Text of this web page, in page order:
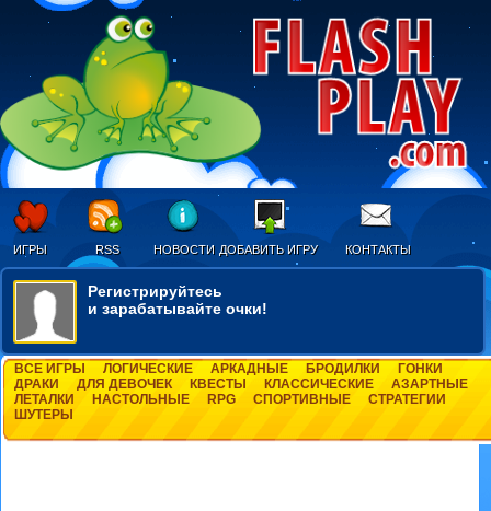
ИГРЫ RSS НОВОСТИ ДОБАВИТЬ ИГРУ КОНТАКТЫ
Регистрируйтесь
и зарабатывайте очки!
ВСЕ ИГРЫ ЛОГИЧЕСКИЕ АРКАДНЫЕ БРОДИЛКИ
ГОНКИ
ДРАКИ
ДЛЯ ДЕВОЧЕК КВЕСТЫ КЛАССИЧЕСКИЕ
АЗАРТНЫЕ
ЛЕТАЛКИ
НАСТОЛЬНЫЕ RPG СПОРТИВНЫЕ
СТРАТЕГИИ
ШУТЕРЫ